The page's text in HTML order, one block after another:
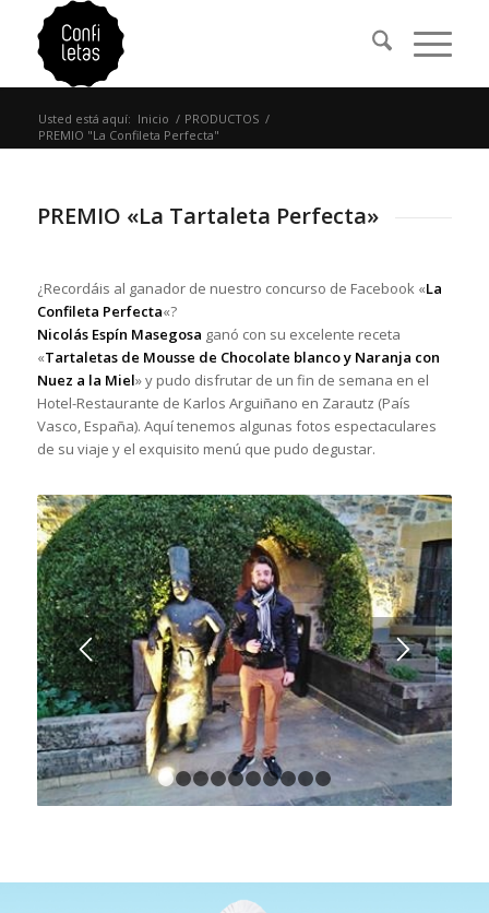
Usted está aquí: Inicio / PRODUCTOS /
PREMIO "La Confileta Perfecta"
PREMIO «La Tartaleta Perfecta»
¿Recordáis al ganador de nuestro concurso de Facebook «La
Confileta Perfecta«?
Nicolás Espín Masegosa ganó con su excelente receta
«Tartaletas de Mousse de Chocolate blanco y Naranja con
Nuez a la Miel» y pudo disfrutar de un fin de semana en el
Hotel-Restaurante de Karlos Arguiñano en Zarautz (País
Vasco, España). Aquí tenemos algunas fotos espectaculares
de su viaje y el exquisito menú que pudo degustar.
1 2 3 4 5 6 7 8 10